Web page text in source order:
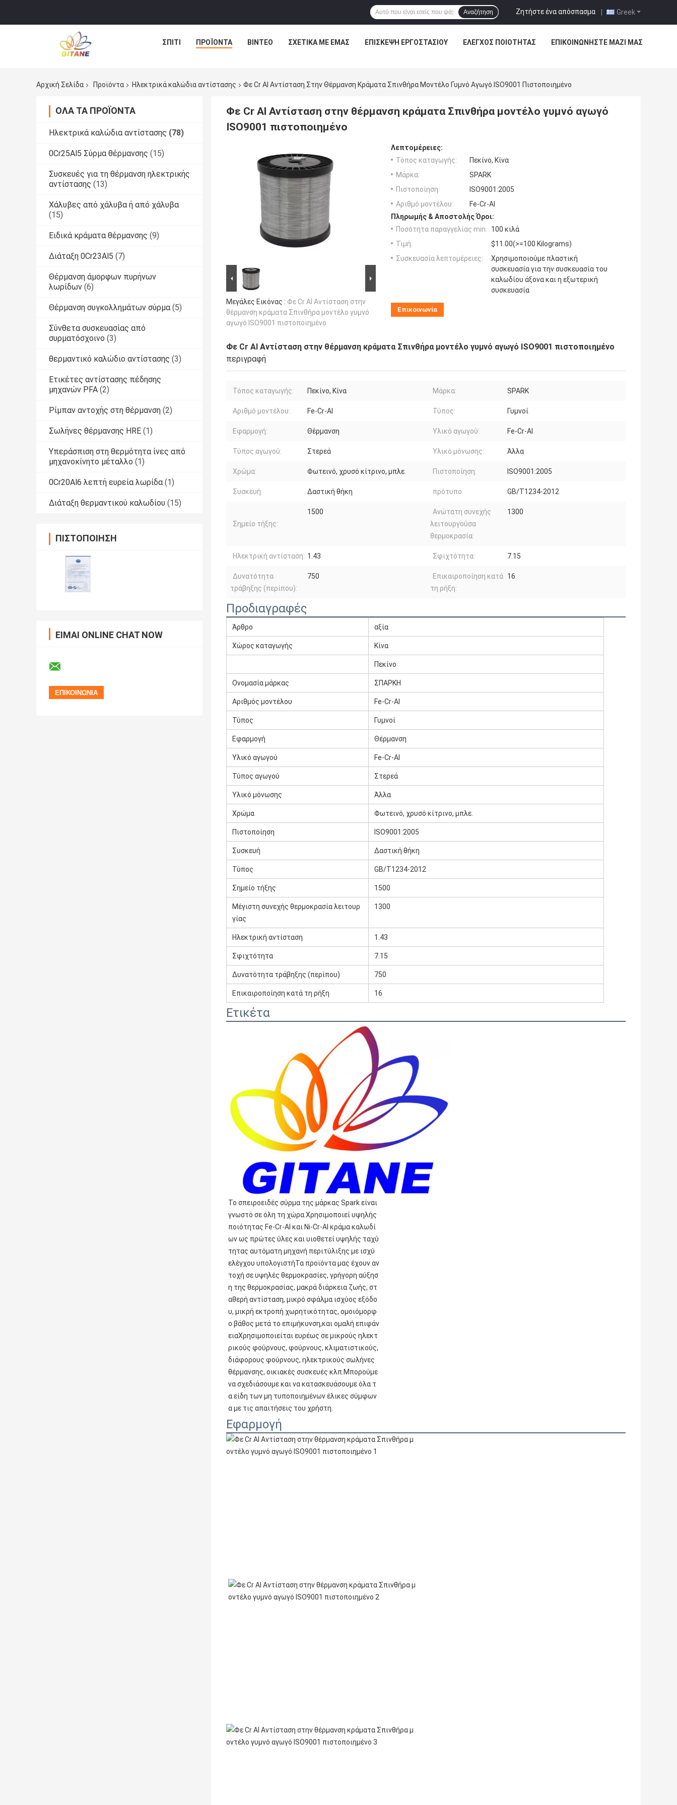
Greek
Ζητήστε ένα απόσπασμα |
Αναζήτηση
ΣΠΊΤΙ ΠΡΟΪΌΝΤΑ ΒΊΝΤΕΟ ΣΧΕΤΙΚΆ ΜΕ ΕΜΆΣ ΕΠΙΣΚΕΨΉ ΕΡΓΟΣΤΑΣΊΟΥ ΈΛΕΓΧΟΣ ΠΟΙΌΤΗΤΑΣ ΕΠΙΚΟΙΝΩΝΉΣΤΕ ΜΑΖΊ ΜΑΣ
Αρχική Σελίδα Προϊόντα Ηλεκτρικά καλώδια αντίστασης Φε Cr Al Αντίσταση Στην Θέρμανση Κράματα Σπινθήρα Μοντέλο Γυμνό Αγωγό ISO9001 Πιστοποιημένο
ΌΛΑ ΤΑ ΠΡΟΪΌΝΤΑ
Ηλεκτρικά καλώδια αντίστασης (78)
0Cr25Al5 Σύρμα θέρμανσης (15)
Συσκευές για τη θέρμανση ηλεκτρικής
αντίστασης (13)
Χάλυβες από χάλυβα ή από χάλυβα
(15)
Ειδικά κράματα θέρμανσης (9)
Διάταξη 0Cr23Al5 (7)
Θέρμανση άμορφων πυρήνων
λωρίδων (6)
Θέρμανση συγκολλημάτων σύρμα (5)
Σύνθετα συσκευασίας από
συρματόσχοινο (3)
θερμαντικό καλώδιο αντίστασης (3)
Ετικέτες αντίστασης πέδησης
μηχανών PFA (2)
Ρίμπαν αντοχής στη θέρμανση (2)
Σωλήνες θέρμανσης HRE (1)
Υπεράσπιση στη θερμότητα ίνες από
μηχανοκίνητο μέταλλο (1)
0Cr20Al6 λεπτή ευρεία λωρίδα (1)
Διάταξη θερμαντικού καλωδίου (15)
ΠΙΣΤΟΠΟΊΗΣΗ
ΕΊΜΑΙ ONLINE CHAT NOW
Φε Cr Al Αντίσταση στην θέρμανση κράματα Σπινθήρα μοντέλο γυμνό αγωγό
ISO9001 πιστοποιημένο
Μεγάλες Εικόνας : Φε Cr Al Αντίσταση στην
θέρμανση κράματα Σπινθήρα μοντέλο γυμνό
αγωγό ISO9001 πιστοποιημένο
Λεπτομέρειες:
Τόπος καταγωγής:
Πεκίνο, Κίνα
Μάρκα:
SPARK
Πιστοποίηση:
ISO9001:2005
Αριθμό μοντέλου:
Fe-Cr-Al
Πληρωμής & Αποστολής Όροι:
Ποσότητα παραγγελίας min:
100 κιλά
Τιμή:
$11.00(>=100 Kilograms)
Συσκευασία λεπτομέρειες:
Χρησιμοποιούμε πλαστική
συσκευασία για την συσκευασία του
καλωδίου άξονα και η εξωτερική
συσκευασία
Επικοινωνία
Φε Cr Al Αντίσταση στην θέρμανση κράματα Σπινθήρα μοντέλο γυμνό αγωγό ISO9001 πιστοποιημένο
περιγραφή
Τόπος καταγωγής: Πεκίνο, Κίνα Μάρκα: SPARK
Αριθμό μοντέλου: Fe-Cr-Al Τύπος: Γυμνοί
Εφαρμογή: Θέρμανση Υλικό αγωγού: Fe-Cr-Al
Τύπος αγωγού: Στερεά Υλικό μόνωσης: Άλλα
Χρώμα: Φωτεινό, χρυσό κίτρινο, μπλε. Πιστοποίηση: ISO9001:2005
Συσκευή: Δαστική θήκη πρότυπο: GB/T1234-2012
Σημείο τήξης:
1500
Ανώτατη συνεχής
λειτουργούσα
θερμοκρασία:
1300
Ηλεκτρική αντίσταση: 1.43 Σφιχτότητα: 7.15
Δυνατότητα
τράβηξης (περίπου):
750
Επικαιροποίηση κατά
τη ρήξη:
16
Προδιαγραφές
Άρθρο αξία
Χώρος καταγωγής Κίνα
Πεκίνο
Ονομασία μάρκας ΣΠΑΡΚΗ
Αριθμός μοντέλου Fe-Cr-Al
Τύπος Γυμνοί
Εφαρμογή Θέρμανση
Υλικό αγωγού Fe-Cr-Al
Τύπος αγωγού Στερεά
Υλικό μόνωσης Άλλα
Χρώμα Φωτεινό, χρυσό κίτρινο, μπλε.
Πιστοποίηση ISO9001:2005
Συσκευή Δαστική θήκη
Τύπος GB/T1234-2012
Σημείο τήξης 1500
Μέγιστη συνεχής θερμοκρασία λειτουρ
γίας
1300
Ηλεκτρική αντίσταση 1.43
Σφιχτότητα 7.15
Δυνατότητα τράβηξης (περίπου) 750
Επικαιροποίηση κατά τη ρήξη 16
Ετικέτα
Το σπειροειδές σύρμα της μάρκας Spark είναι
γνωστό σε όλη τη χώρα.Χρησιμοποιεί υψηλής
ποιότητας Fe-Cr-Al και Ni-Cr-Al κράμα καλωδί
ων ως πρώτες ύλες και υιοθετεί υψηλής ταχύ
τητας αυτόματη μηχανή περιτύλιξης με ισχύ
ελέγχου υπολογιστήΤα προϊόντα μας έχουν αν
τοχή σε υψηλές θερμοκρασίες, γρήγορη αύξησ
η της θερμοκρασίας, μακρά διάρκεια ζωής, στ
αθερή αντίσταση, μικρό σφάλμα ισχύος εξόδο
υ, μικρή εκτροπή χωρητικότητας, ομοιόμορφ
ο βάθος μετά το επιμήκυνση,και ομαλή επιφάν
ειαΧρησιμοποιείται ευρέως σε μικρούς ηλεκτ
ρικούς φούρνους, φούρνους, κλιματιστικούς,
διάφορους φούρνους, ηλεκτρικούς σωλήνες
θέρμανσης, οικιακές συσκευές κλπ.Μπορούμε
να σχεδιάσουμε και να κατασκευάσουμε όλα τ
α είδη των μη τυποποιημένων έλικες σύμφων
α με τις απαιτήσεις του χρήστη.
Εφαρμογή